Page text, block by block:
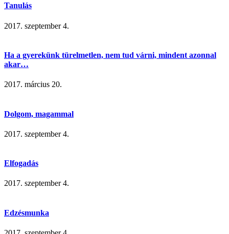
Tanulás
2017. szeptember 4.
Ha a gyerekünk türelmetlen, nem tud várni, mindent azonnal
akar…
2017. március 20.
Dolgom, magammal
2017. szeptember 4.
Elfogadás
2017. szeptember 4.
Edzésmunka